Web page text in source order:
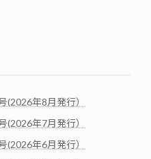
(2026年8月発行）
(2026年7月発行）
(2026年6月発行）